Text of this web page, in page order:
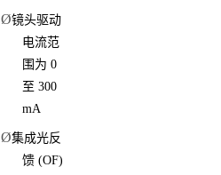
Ø镜头驱动
电流范
围为 0
至 300
mA
Ø集成光反
馈 (OF)